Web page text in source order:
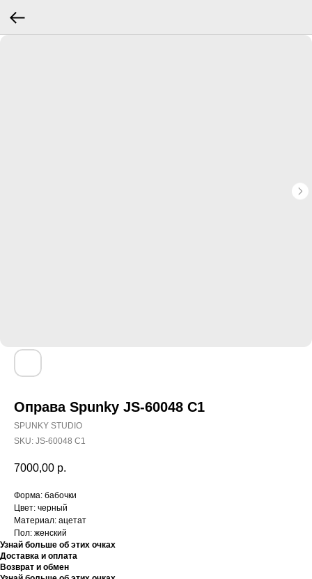
Оправа Spunky JS-60048 C1
SPUNKY STUDIO
SKU: JS-60048 C1
7000,00 р.
Форма: бабочки
Цвет: черный
Материал: ацетат
Пол: женский
Узнай больше об этих очках
Доставка и оплата
Возврат и обмен